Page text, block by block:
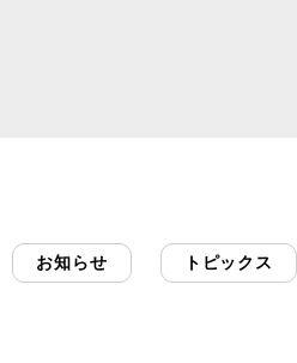
お知らせ トピックス